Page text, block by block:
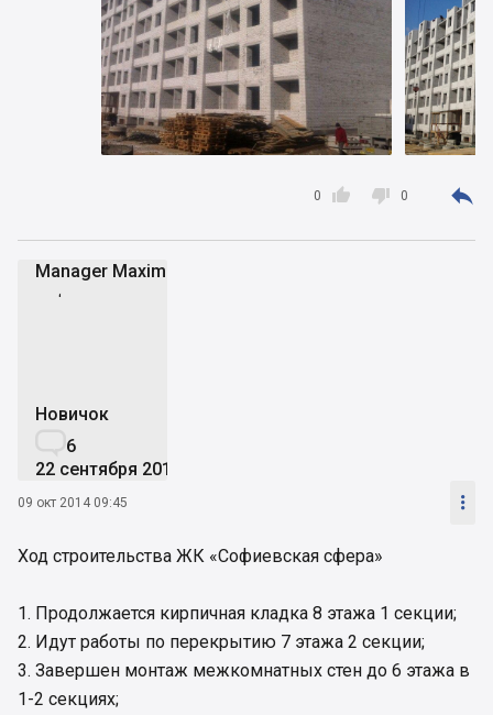

0  0 
Manager Maxim
MM
Новичок
6
22 сентября 2014
09 окт 2014 09:45 
Ход строительства ЖК «Софиевская сфера»
1. Продолжается кирпичная кладка 8 этажа 1 секции;
2. Идут работы по перекрытию 7 этажа 2 секции;
3. Завершен монтаж межкомнатных стен до 6 этажа в
1-2 секциях;